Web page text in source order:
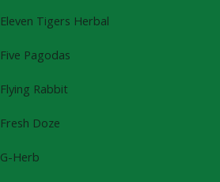
Eleven Tigers Herbal
Five Pagodas
Flying Rabbit
Fresh Doze
G-Herb